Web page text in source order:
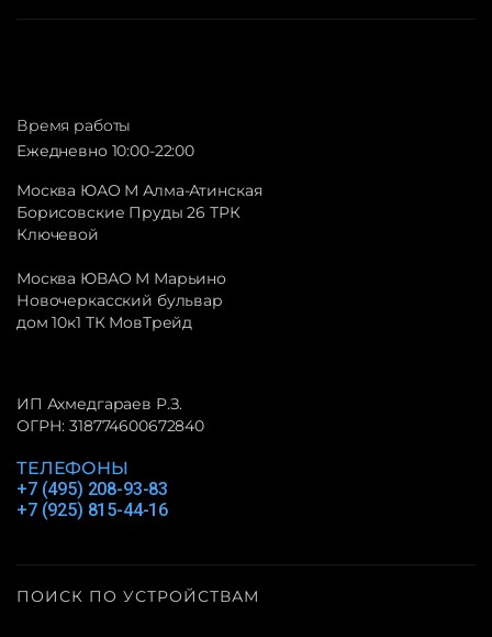
Время работы
Ежедневно 10:00-22:00
Москва ЮАО М Алма-Атинская
Борисовские Пруды 26 ТРК
Ключевой
Москва ЮВАО М Марьино
Новочеркасский бульвар
дом 10к1 ТК МовТрейд
ИП Ахмедгараев Р.З.
ОГРН: 318774600672840
ТЕЛЕФОНЫ
+7 (495) 208-93-83
+7 (925) 815-44-16
ПОИСК ПО УСТРОЙСТВАМ